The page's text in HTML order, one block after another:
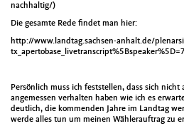
nachhaltig/)
Die gesamte Rede findet man hier:
http://www.landtag.sachsen-anhalt.de/
Persönlich muss ich feststellen, dass sich nicht
angemessen verhalten haben wie ich es
deutlich, die kommenden Jahre im Landtag
werde alles tun um meinen Wählerauftrag zu